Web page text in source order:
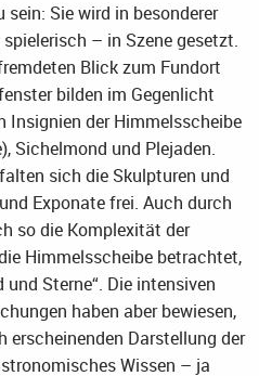
sein: Sie wird in besonderer
– in Szene gesetzt.
Blick zum Fundort
bilden im Gegenlicht
Insignien der Himmelsscheibe
Sichelmond und Plejaden.
sich die Skulpturen und
Exponate frei. Auch durch
so die Komplexität der
Himmelsscheibe betrachtet,
Sterne“. Die intensiven
haben aber bewiesen,
Darstellung der
Wissen – ja